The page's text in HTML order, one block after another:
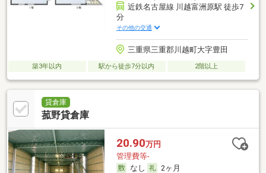
近鉄名古屋線 川越富洲原駅 徒歩7
分
その他の交通
三重県三重郡川越町大字豊田
築3年以内 駅から徒歩7分以内 2階以上
貸倉庫
菰野貸倉庫
20.90万円
管理費等-
なし
2ヶ月